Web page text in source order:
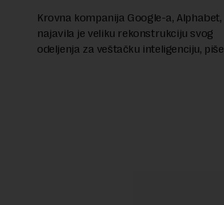
Krovna kompanija Google-a, Alphabet,
najavila je veliku rekonstrukciju svog
odeljenja za veštačku inteligenciju, piše